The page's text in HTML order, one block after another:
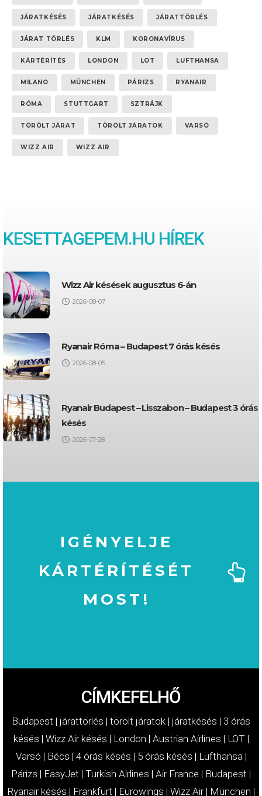
JÁRATKÉSÉS JÁRATKÉSÉS JÁRATTÖRLÉS
JÁRAT TÖRLÉS KLM KORONAVÍRUS
KÁRTÉRÍTÉS LONDON LOT LUFTHANSA
MILANO MÜNCHEN PÁRIZS RYANAIR
RÓMA STUTTGART SZTRÁJK
TÖRÖLT JÁRAT TÖRÖLT JÁRATOK VARSÓ
WIZZ AIR WIZZ AIR
KESETTAGEPEM.HU HÍREK
Wizz Air késések augusztus 6-án
2026-08-07
Ryanair Róma – Budapest 7 órás késés
2026-08-05
Ryanair Budapest – Lisszabon – Budapest 3 órás
késés
2026-07-28
IGÉNYELJE
KÁRTÉRÍTÉSÉT
MOST!
CÍMKEFELHŐ
Budapest | járattörlés | törölt járatok | járatkésés | 3 órás
késés | Wizz Air késés | London | Austrian Airlines | LOT|
Varsó | Bécs | 4 órás késés | 5 órás késés | Lufthansa|
Párizs | EasyJet | Turkish Airlines | Air France | Budapest |
Ryanair késés | Frankfurt | Eurowings | Wizz Air| München |